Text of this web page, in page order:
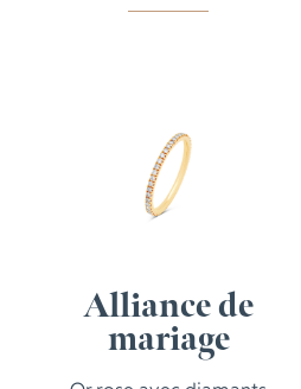
Alliance de
mariage